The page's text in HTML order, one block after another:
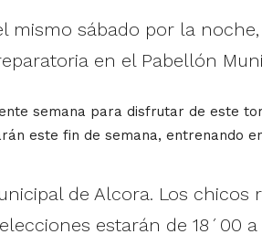
mismo sábado por la
en el Pabellón
semana para disfrutar de este
este fin de semana, entrenando
de Alcora. Los chicos
estarán de 18´00